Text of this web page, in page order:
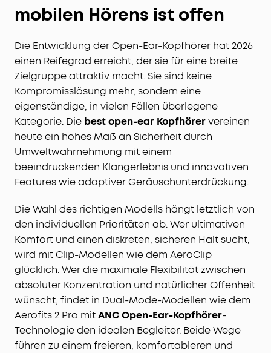
mobilen Hörens ist offen
Die Entwicklung der Open-Ear-Kopfhörer hat 2026
einen Reifegrad erreicht, der sie für eine breite
Zielgruppe attraktiv macht. Sie sind keine
Kompromisslösung mehr, sondern eine
eigenständige, in vielen Fällen überlegene
Kategorie. Die best open-ear Kopfhörervereinen
heute ein hohes Maß an Sicherheit durch
Umweltwahrnehmung mit einem
beeindruckenden Klangerlebnis und innovativen
Features wie adaptiver Geräuschunterdrückung.
Die Wahl des richtigen Modells hängt letztlich von
den individuellen Prioritäten ab. Wer ultimativen
Komfort und einen diskreten, sicheren Halt sucht,
wird mit Clip-Modellen wie dem AeroClip
glücklich. Wer die maximale Flexibilität zwischen
absoluter Konzentration und natürlicher Offenheit
wünscht, findet in Dual-Mode-Modellen wie dem
Aerofits 2 Pro mitANC Open-Ear-Kopfhörer-
Technologie den idealen Begleiter. Beide Wege
führen zu einem freieren, komfortableren und